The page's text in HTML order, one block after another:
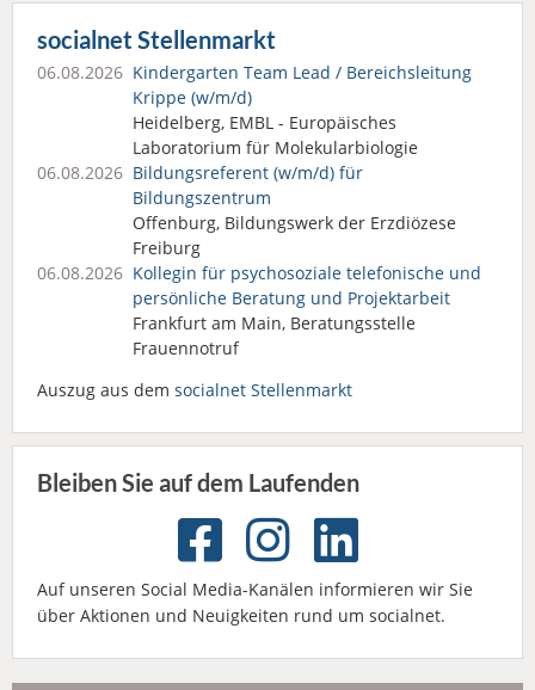
socialnet Stellenmarkt
06.08.2026 Kindergarten Team Lead / Bereichsleitung
Krippe (w/m/d)
Heidelberg, EMBL - Europäisches
Laboratorium für Molekularbiologie
06.08.2026 Bildungsreferent (w/m/d) für
Bildungszentrum
Offenburg, Bildungswerk der Erzdiözese
Freiburg
06.08.2026 Kollegin für psychosoziale telefonische und
persönliche Beratung und Projektarbeit
Frankfurt am Main, Beratungsstelle
Frauennotruf
Auszug aus dem socialnet Stellenmarkt
Bleiben Sie auf dem Laufenden
Auf unseren Social Media-Kanälen informieren wir Sie
über Aktionen und Neuigkeiten rund um socialnet.